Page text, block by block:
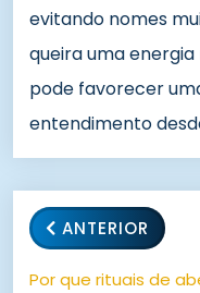
evitando nomes
queira uma energia
pode favorecer
entendimento
ANTERIOR
Por que rituais de